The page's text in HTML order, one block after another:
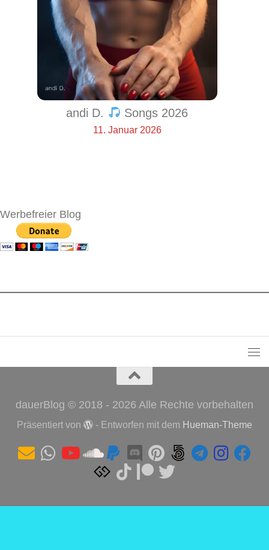
andi D. Songs 2026
11. Januar 2026
Werbefreier Blog
dauerBlog © 2018 - 2026 Alle Rechte vorbehalten
Präsentiert von - Entworfen mit dem Hueman-Theme